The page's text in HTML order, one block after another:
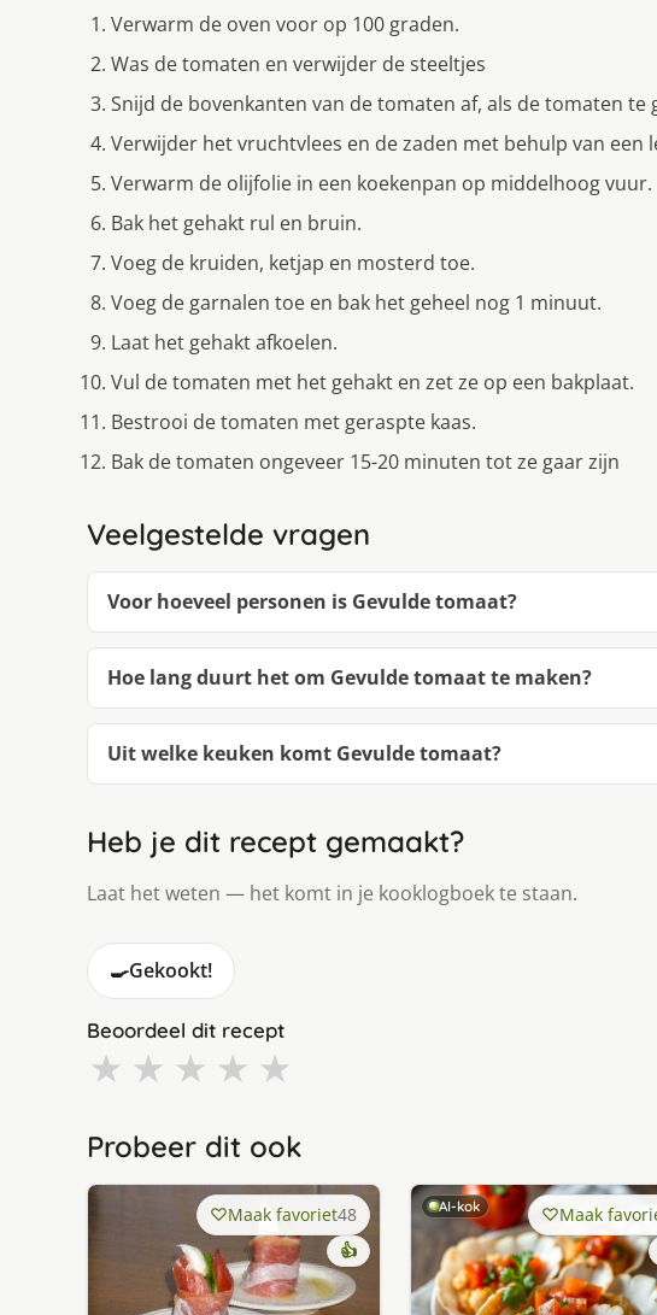
Verwarm de oven voor op 100 graden.
Was de tomaten en verwijder de steeltjes
Snijd de bovenkanten van de tomaten af, als de tomaten te
Verwijder het vruchtvlees en de zaden met behulp van een
Verwarm de olijfolie in een koekenpan op middelhoog vuur.
Bak het gehakt rul en bruin.
Voeg de kruiden, ketjap en mosterd toe.
Voeg de garnalen toe en bak het geheel nog 1 minuut.
Laat het gehakt afkoelen.
Vul de tomaten met het gehakt en zet ze op een bakplaat.
Bestrooi de tomaten met geraspte kaas.
Bak de tomaten ongeveer 15-20 minuten tot ze gaar zijn
Veelgestelde vragen
Voor hoeveel personen is Gevulde tomaat?
Hoe lang duurt het om Gevulde tomaat te maken?
Uit welke keuken komt Gevulde tomaat?
Heb je dit recept gemaakt?
Laat het weten — het komt in je kooklogboek te staan.
🍳Gekookt!
Beoordeel dit recept
★ ★ ★ ★ ★
Probeer dit ook
Maak favoriet48
👍
AI-kok Maak